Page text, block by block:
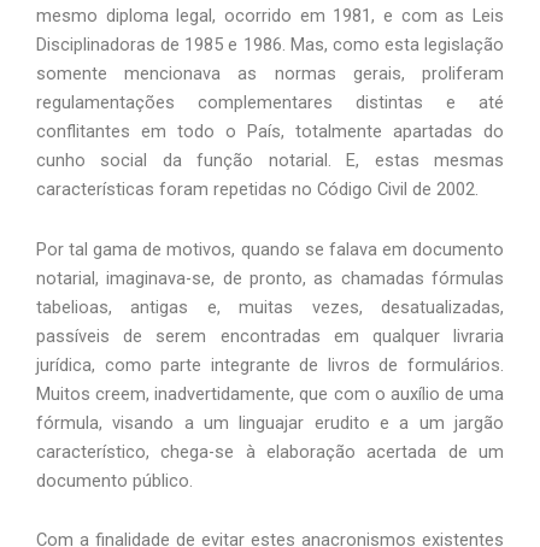
mesmo diploma legal, ocorrido em 1981, e com as Leis
Disciplinadoras de 1985 e 1986. Mas, como esta legislação
somente mencionava as normas gerais, proliferam
regulamentações complementares distintas e até
conflitantes em todo o País, totalmente apartadas do
cunho social da função notarial. E, estas mesmas
características foram repetidas no Código Civil de 2002.
Por tal gama de motivos, quando se falava em documento
notarial, imaginava-se, de pronto, as chamadas fórmulas
tabelioas, antigas e, muitas vezes, desatualizadas,
passíveis de serem encontradas em qualquer livraria
jurídica, como parte integrante de livros de formulários.
Muitos creem, inadvertidamente, que com o auxílio de uma
fórmula, visando a um linguajar erudito e a um jargão
característico, chega-se à elaboração acertada de um
documento público.
Com a finalidade de evitar estes anacronismos existentes